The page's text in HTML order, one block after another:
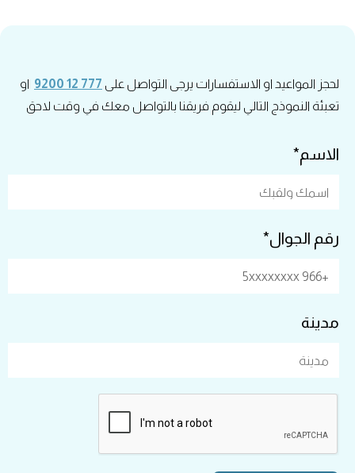
لحجز المواعيد او الاستفسارات يرجى التواصل على 777 12 9200
او
تعبئة النموذج التالي ليقوم فريقنا بالتواصل معك في وقت لاحق
الاسم*
رقم الجوال*
مدينة